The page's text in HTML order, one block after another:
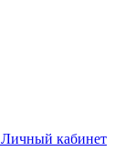
Личный кабинет